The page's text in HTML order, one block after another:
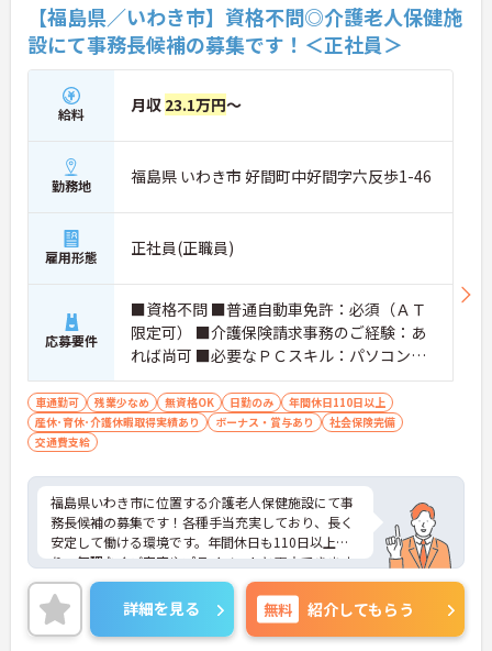
【福島県／いわき市】資格不問◎介護老人保健施
設にて事務長候補の募集です！＜正社員＞
給料 月収 23.1万円～
勤務地 福島県 いわき市 好間町中好間字六反歩1-46
雇用形態 正社員(正職員)
応募要件
■資格不問 ■普通自動車免許：必須（ＡＴ
限定可） ■介護保険請求事務のご経験：あ
れば尚可 ■必要なＰＣスキル：パソコン
（エクセル・ワード）操作
車通勤可 残業少なめ 無資格OK 日勤のみ
年間休日110日以上
産休･育休･介護休暇取得実績あり
ボーナス・賞与あり
社会保険完備
交通費支給
福島県いわき市に位置する介護老人保健施設にて事
務長候補の募集です！各種手当充実しており、長く
安定して働ける環境です。年間休日も110日以上あ
り、無理なくご家庭やプライベートと両立できます
◎
ご興味のある方には、面接対策ポイントなど、さら
に詳細をご案内しますのでお気軽にご相談くださ
い！
詳細を見る 無料 紹介してもらう